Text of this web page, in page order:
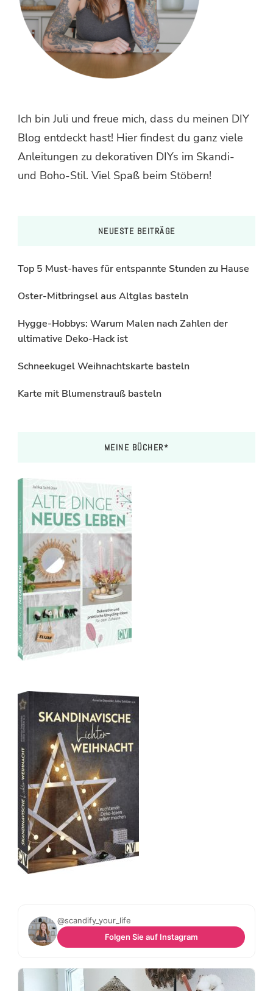
Ich bin Juli und freue mich, dass du meinen DIY
Blog entdeckt hast! Hier findest du ganz viele
Anleitungen zu dekorativen DIYs im Skandi-
und Boho-Stil. Viel Spaß beim Stöbern!
NEUESTE BEITRÄGE
Top 5 Must-haves für entspannte Stunden zu Hause
Oster-Mitbringsel aus Altglas basteln
Hygge-Hobbys: Warum Malen nach Zahlen der
ultimative Deko-Hack ist
Schneekugel Weihnachtskarte basteln
Karte mit Blumenstrauß basteln
MEINE BÜCHER*
@scandify_your_life
Folgen Sie auf Instagram